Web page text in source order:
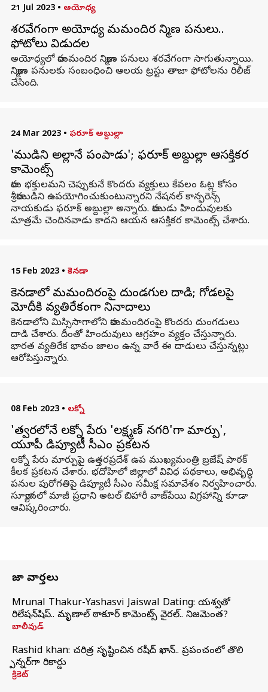
21 Jul 2023 • అయోధ్య
శరవేగంగా అయోధ్య రామమందిర నిర్మాణ పనులు..
ఫోటోలు విడుదల
అయోధ్యలో రామమందిర నిర్మాణ పనులు శరవేగంగా సాగుతున్నాయి.
నిర్మాణ పనులకు సంబంధించి ఆలయ ట్రస్టు తాజా ఫోటోలను రిలీజ్
చేసింది.
24 Mar 2023 • ఫరూక్ అబ్దుల్లా
'రాముడిని అల్లానే పంపాడు'; ఫరూక్ అబ్దుల్లా ఆసక్తికర
కామెంట్స్
రామ భక్తులమని చెప్పుకునే కొందరు వ్యక్తులు కేవలం ఓట్ల కోసం
శ్రీరాముడిని ఉపయోగించుకుంటున్నారని నేషనల్ కాన్ఫరెన్స్
నాయకుడు ఫరూక్ అబ్దుల్లా అన్నారు. రాముడు హిందువులకు
మాత్రమే చెందినవాడు కాదని ఆయన ఆసక్తికర కామెంట్స్ చేశారు.
15 Feb 2023 • కెనడా
కెనడాలో రామమందిరంపై దుండగుల దాడి; గోడలపై
మోదీకి వ్యతిరేకంగా నినాదాలు
కెనడాలోని మిస్సిసాగాలోని రామమందిరంపై కొందరు దుంగడులు
దాడి చేశారు. దీంతో హిందువులు ఆగ్రహం వ్యక్తం చేస్తున్నారు.
భారత వ్యతిరేక భావం జాలం ఉన్న వారే ఈ దాడులు చేస్తున్నట్లు
ఆరోపిస్తున్నారు.
08 Feb 2023 • లక్నో
'త్వరలోనే లక్నో పేరు 'లక్ష్మణ్ నగరి'గా మార్పు',
యూపీ డిప్యూటీ సీఎం ప్రకటన
లక్నో పేరు మార్పుపై ఉత్తరప్రదేశ్ ఉప ముఖ్యమంత్రి బ్రజేష్ పాఠక్
కీలక ప్రకటన చేశారు. భదోహిలో జిల్లాలో వివిధ పథకాలు, అభివృద్ధి
పనుల పురోగతిపై డిప్యూటీ సీఎం సమీక్ష సమావేశం నిర్వహించారు.
సూర్యావలో మాజీ ప్రధాని అటల్ బిహారీ వాజ్‌పేయి విగ్రహాన్ని కూడా
ఆవిష్కరించారు.
తాజా వార్తలు
Mrunal Thakur-Yashasvi Jaiswal Dating: యశస్వితో
రిలేషన్‌షిప్.. మృణాల్ ఠాకూర్ కామెంట్స్ వైరల్.. నిజమెంత?
బాలీవుడ్
Rashid khan: చరిత్ర సృష్టించిన రషీద్ ఖాన్.. ప్రపంచంలో తొలి
స్పిన్నర్‌గా రికార్డు
క్రికెట్